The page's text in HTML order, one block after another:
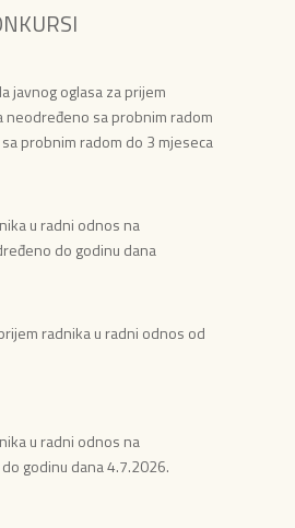
javnog oglasa za prijem
neodređeno sa probnim radom
probnim radom do 3 mjeseca
u radni odnos na
do godinu dana
radnika u radni odnos od
u radni odnos na
godinu dana 4.7.2026.